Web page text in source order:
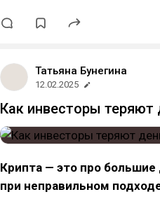
Татьяна Бунегина
12.02.2025
Как инвесторы теряют
Крипта — это про большие
при неправильном